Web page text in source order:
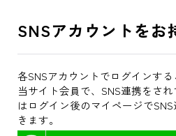
SNSアカウントをお
各SNSアカウントでログインする
当サイト会員で、SNS連携をさ
はログイン後のマイページで
きます。